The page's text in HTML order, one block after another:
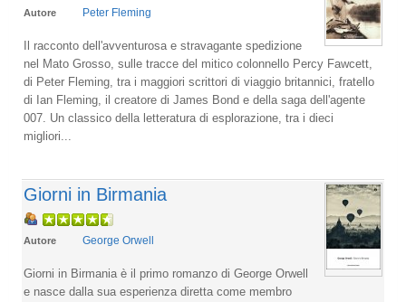
Autore Peter Fleming
Il racconto dell'avventurosa e stravagante spedizione
nel Mato Grosso, sulle tracce del mitico colonnello Percy Fawcett,
di Peter Fleming, tra i maggiori scrittori di viaggio britannici, fratello
di Ian Fleming, il creatore di James Bond e della saga dell'agente
007. Un classico della letteratura di esplorazione, tra i dieci
migliori...
Giorni in Birmania
Autore George Orwell
Giorni in Birmania è il primo romanzo di George Orwell
e nasce dalla sua esperienza diretta come membro